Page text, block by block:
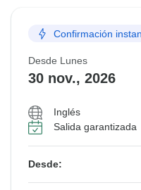
Confirmación
Desde Lunes
30 nov., 2026
Inglés
Salida garantizada
Desde: